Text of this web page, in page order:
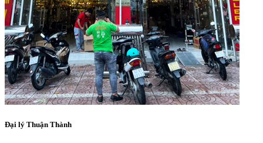
Đại lý Thuận Thành